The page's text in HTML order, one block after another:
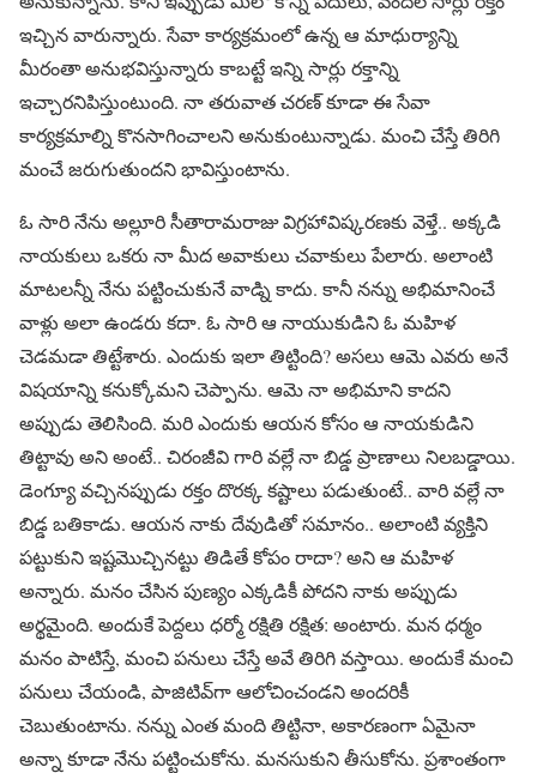
ఇచ్చిన వారున్నారు. సేవా కార్యక్రమంలో ఉన్న ఆ మాధుర్యాన్ని
మీరంతా అనుభవిస్తున్నారు కాబట్టే ఇన్ని సార్లు రక్తాన్ని
ఇచ్చారనిపిస్తుంటుంది. నా తరువాత చరణ్ కూడా ఈ సేవా
కార్యక్రమాల్ని కొనసాగించాలని అనుకుంటున్నాడు. మంచి చేస్తే తిరిగి
మంచే జరుగుతుందని భావిస్తుంటాను.
ఓ సారి నేను అల్లూరి సీతారామరాజు విగ్రహావిష్కరణకు వెళ్తే.. అక్కడి
నాయకులు ఒకరు నా మీద అవాకులు చవాకులు పేలారు. అలాంటి
మాటలన్నీ నేను పట్టించుకునే వాడ్ని కాదు. కానీ నన్ను అభిమానించే
వాళ్లు అలా ఉండరు కదా. ఓ సారి ఆ నాయుకుడిని ఓ మహిళ
చెడమడా తిట్టేశారు. ఎందుకు ఇలా తిట్టింది? అసలు ఆమె ఎవరు అనే
విషయాన్ని కనుక్కోమని చెప్పాను. ఆమె నా అభిమాని కాదని
అప్పుడు తెలిసింది. మరి ఎందుకు ఆయన కోసం ఆ నాయకుడిని
తిట్టావు అని అంటే.. చిరంజీవి గారి వల్లే నా బిడ్డ ప్రాణాలు నిలబడ్డాయి.
డెంగ్యూ వచ్చినప్పుడు రక్తం దొరక్క కష్టాలు పడుతుంటే.. వారి వల్లే నా
బిడ్డ బతికాడు. ఆయన నాకు దేవుడితో సమానం.. అలాంటి వ్యక్తిని
పట్టుకుని ఇష్టమొచ్చినట్టు తిడితే కోపం రాదా? అని ఆ మహిళ
అన్నారు. మనం చేసిన పుణ్యం ఎక్కడికీ పోదని నాకు అప్పుడు
అర్థమైంది. అందుకే పెద్దలు ధర్మో రక్షితి రక్షిత: అంటారు. మన ధర్మం
మనం పాటిస్తే, మంచి పనులు చేస్తే అవే తిరిగి వస్తాయి. అందుకే మంచి
పనులు చేయండి, పాజిటివ్‌గా ఆలోచించండని అందరికీ
చెబుతుంటాను. నన్ను ఎంత మంది తిట్టినా, అకారణంగా ఏమైనా
అన్నా కూడా నేను పట్టించుకోను. మనసుకుని తీసుకోను. ప్రశాంతంగా